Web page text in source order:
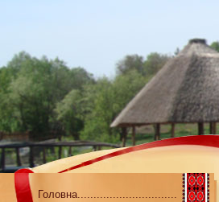
Головна...............................